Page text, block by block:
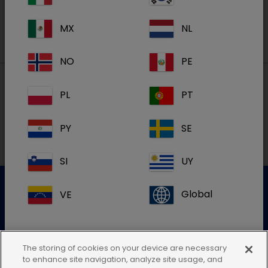
Lokale adressen in België
Gelieve onze klantenservice te contacteren voor meer
info
MX NL
NO PE
PL PT
PY SE
SI UY
VE Global
The storing of cookies on your device are necessary
to enhance site navigation, analyze site usage, and